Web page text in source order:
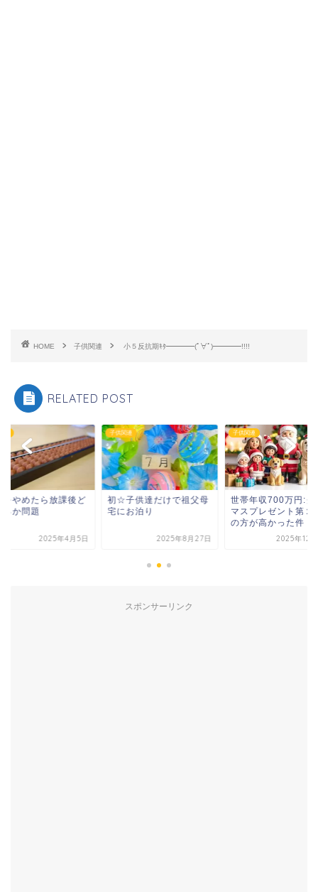
HOME 子供関連 小５反抗期ｷﾀ━━━━(ﾟ∀ﾟ)━━━━!!!!
RELATED POST
をやめたら放課後ど
るか問題
2025年4月5日
子供関連
初☆子供達だけで祖父母
宅にお泊り
2025年8月27日
子供関連
世帯年収700万円:ク
マスプレゼント第２
の方が高かった件
2025年12
スポンサーリンク